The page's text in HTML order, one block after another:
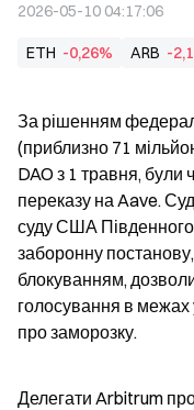
2026-05-10 04:17:06
ETH -0,26% ARB -
За рішенням
(приблизно 71
DAO з 1 травня, були
переказу на Aave.
суду США
заборонну
блокуванням,
голосування в
про заморозку.
Делегати Arbitrum